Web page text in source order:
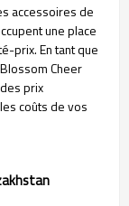
accessoires de
une place
prix. En tant que
Cheer
prix
coûts de vos